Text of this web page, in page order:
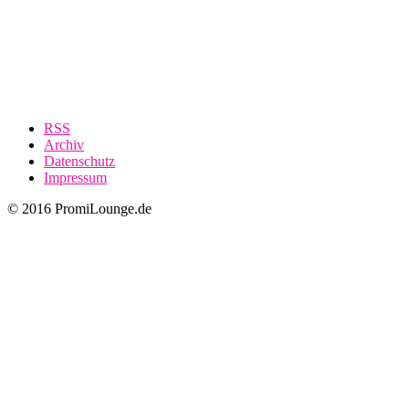
RSS
Archiv
Datenschutz
Impressum
© 2016 PromiLounge.de